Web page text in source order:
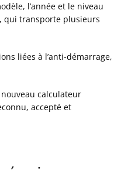
l’année et le niveau
qui transporte plusieurs
liées à l’anti-démarrage,
calculateur
accepté et